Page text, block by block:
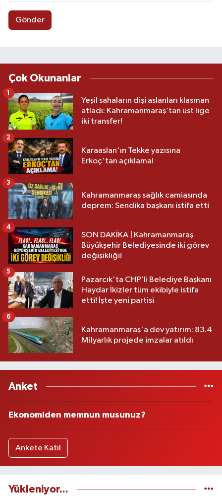
Gönder
Çok Okunanlar
Yeşil sahaların dişi aslanları klasman
atladı: Kahramanmaraş’tan üst lige
iki transfer!
1
Karaaslan'ın Tekke yazısına
Erkoç'tan açıklama!
2
Kahramanmaraş sağlık camiasında
deprem: Sendika başkanı istifa etti
3
SON DAKİKA | Kahramanmaraş
Büyükşehir Belediyesinde iki görev
değişikliği!
4
Pazarcık'ta CHP’li Belediye Başkanı
Haydar İkizler tüm ekibiyle istifa
etti! İşte yeni partisi
5
Kahramanmaraş'a dev yatırım: 83.4
Milyarlık projede imzalar atıldı
6
Anket
Ekonomiden memnun musunuz?
Ankete Katıl
Yükleniyor...